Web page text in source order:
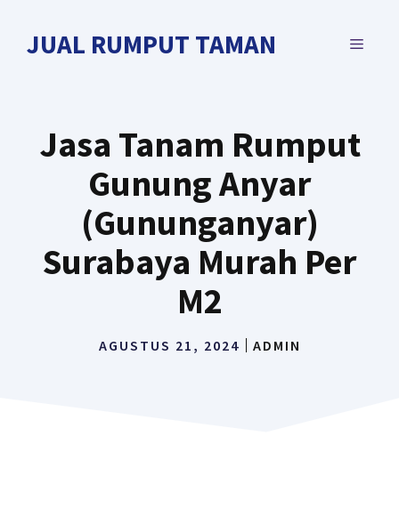
JUAL RUMPUT TAMAN MENU
Jasa Tanam Rumput
Gunung Anyar
(Gununganyar)
Surabaya Murah Per
M2
AGUSTUS 21, 2024 ADMIN